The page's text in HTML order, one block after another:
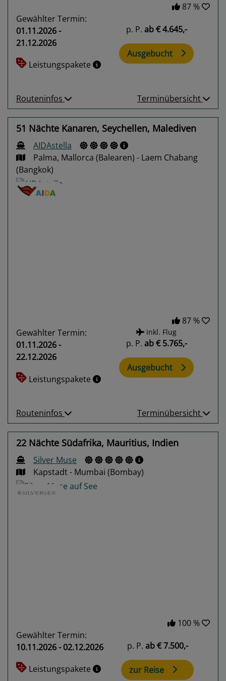
87 %
Gewählter Termin:
01.11.2026 -
21.12.2026
Leistungspakete
p. P. ab€ 4.645,-
Ausgebucht
Routeninfos Terminübersicht
51 Nächte Kanaren, Seychellen, Malediven
AIDAstella
Palma, Mallorca (Balearen) - Laem Chabang
(Bangkok)
87 %
Gewählter Termin:
01.11.2026 -
22.12.2026
Leistungspakete
inkl. Flug
p. P. ab€ 5.765,-
Ausgebucht
Routeninfos Terminübersicht
22 Nächte Südafrika, Mauritius, Indien
Silver Muse
Kapstadt - Mumbai (Bombay)
100 %
Gewählter Termin:
10.11.2026 - 02.12.2026
Leistungspakete
p. P. ab€ 7.500,-
zur Reise